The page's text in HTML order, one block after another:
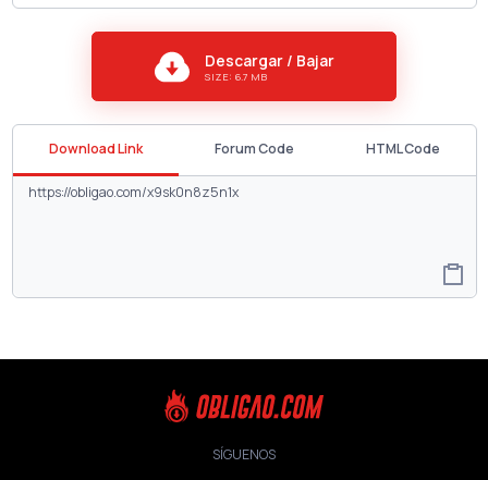
Descargar / Bajar
SIZE: 6.7 MB
Download Link Forum Code HTML Code
SÍGUENOS